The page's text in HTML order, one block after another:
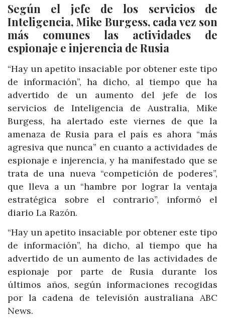
Según el jefe de los servicios de
Inteligencia, Mike Burgess, cada vez son
más comunes las actividades de
espionaje e injerencia de Rusia
“Hay un apetito insaciable por obtener este tipo
de información”, ha dicho, al tiempo que ha
advertido de un aumento del jefe de los
servicios de Inteligencia de Australia, Mike
Burgess, ha alertado este viernes de que la
amenaza de Rusia para el país es ahora “más
agresiva que nunca” en cuanto a actividades de
espionaje e injerencia, y ha manifestado que se
trata de una nueva “competición de poderes”,
que lleva a un “hambre por lograr la ventaja
estratégica sobre el contrario”, informó el
diario La Razón.
“Hay un apetito insaciable por obtener este tipo
de información”, ha dicho, al tiempo que ha
advertido de un aumento de las actividades de
espionaje por parte de Rusia durante los
últimos años, según informaciones recogidas
por la cadena de televisión australiana ABC
News.